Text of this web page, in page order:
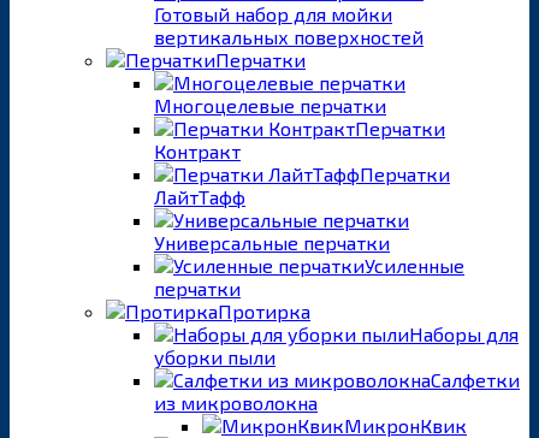
Готовый набор для мойки
вертикальных поверхностей
Перчатки
Многоцелевые перчатки
Перчатки
Контракт
Перчатки
ЛайтТафф
Универсальные перчатки
Усиленные
перчатки
Протирка
Наборы для
уборки пыли
Салфетки
из микроволокна
МикронКвик